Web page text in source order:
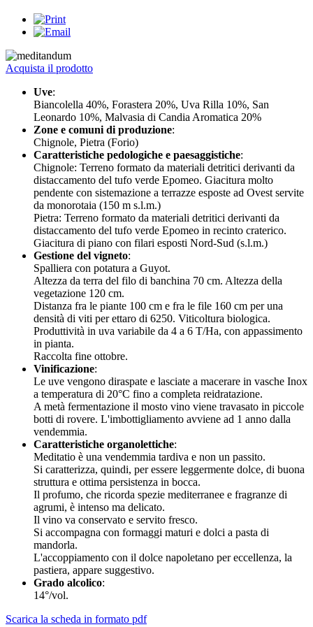
Acquista il prodotto
Uve:
Biancolella 40%, Forastera 20%, Uva Rilla 10%, San
Leonardo 10%, Malvasia di Candia Aromatica 20%
Zone e comuni di produzione:
Chignole, Pietra (Forio)
Caratteristiche pedologiche e paesaggistiche:
Chignole: Terreno formato da materiali detritici derivanti da
distaccamento del tufo verde Epomeo. Giacitura molto
pendente con sistemazione a terrazze esposte ad Ovest servite
da monorotaia (150 m s.l.m.)
Pietra: Terreno formato da materiali detritici derivanti da
distaccamento del tufo verde Epomeo in recinto craterico.
Giacitura di piano con filari esposti Nord-Sud (s.l.m.)
Gestione del vigneto:
Spalliera con potatura a Guyot.
Altezza da terra del filo di banchina 70 cm. Altezza della
vegetazione 120 cm.
Distanza fra le piante 100 cm e fra le file 160 cm per una
densità di viti per ettaro di 6250. Viticoltura biologica.
Produttività in uva variabile da 4 a 6 T/Ha, con appassimento
in pianta.
Raccolta fine ottobre.
Vinificazione:
Le uve vengono diraspate e lasciate a macerare in vasche Inox
a temperatura di 20°C fino a completa reidratazione.
A metà fermentazione il mosto vino viene travasato in piccole
botti di rovere. L'imbottigliamento avviene ad 1 anno dalla
vendemmia.
Caratteristiche organolettiche:
Meditatio è una vendemmia tardiva e non un passito.
Si caratterizza, quindi, per essere leggermente dolce, di buona
struttura e ottima persistenza in bocca.
Il profumo, che ricorda spezie mediterranee e fragranze di
agrumi, è intenso ma delicato.
Il vino va conservato e servito fresco.
Si accompagna con formaggi maturi e dolci a pasta di
mandorla.
L'accoppiamento con il dolce napoletano per eccellenza, la
pastiera, appare suggestivo.
Grado alcolico:
14°/vol.
Scarica la scheda in formato pdf